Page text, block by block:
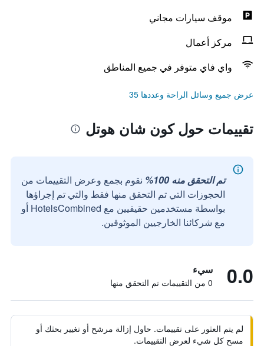
موقف سيارات مجاني
مركز أعمال
واي فاي متوفر في جميع المناطق
عرض جميع وسائل الراحة وعددها 35
تقييمات حول كون شان هوتل
تم التحقق منه 100%
نقوم بجمع وعرض التقييمات من
الحجوزات التي تم التحقق منها فقط والتي تم إجراؤها
بواسطة مستخدمين حقيقيين مع HotelsCombined أو
مع شركائنا الخارجيين الموثوقين.
0.0 سيء
0 من التقييمات تم التحقق منها
لم يتم العثور على تقييمات. حاول إزالة مرشح أو تغيير بحثك أو
مسح كل شيء لعرض التقييمات.